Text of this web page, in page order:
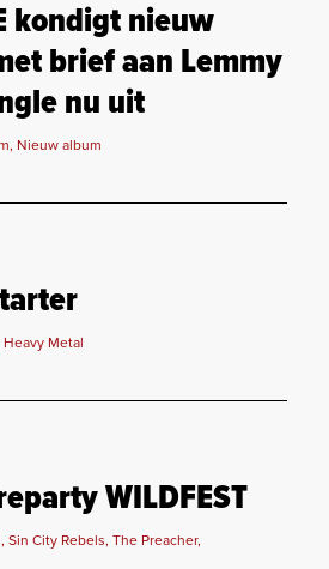
kondigt nieuw
brief aan Lemmy
nu uit
Nieuw album
Metal
WILDFEST
Sin City Rebels, The Preacher,